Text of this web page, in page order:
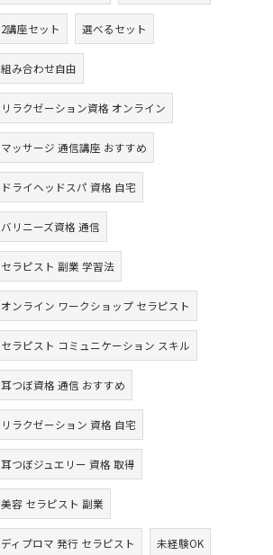
2講座セット 選べるセット
組み合わせ自由
リラクゼーション資格 オンライン
マッサージ 通信講座 おすすめ
ドライヘッドスパ 資格 自宅
バリニーズ資格 通信
セラピスト 副業 学習法
オンライン ワークショップ セラピスト
セラピスト コミュニケーション スキル
耳つぼ資格 通信 おすすめ
リラクゼーション 資格 自宅
耳つぼジュエリー 資格 取得
美容 セラピスト 副業
ディプロマ 発行 セラピスト 未経験OK